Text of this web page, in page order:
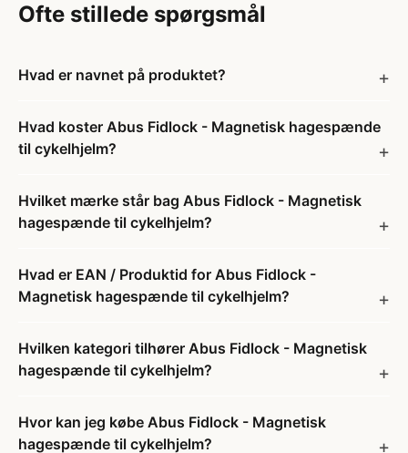
Ofte stillede spørgsmål
Hvad er navnet på produktet?
Hvad koster Abus Fidlock - Magnetisk hagespænde
til cykelhjelm?
Hvilket mærke står bag Abus Fidlock - Magnetisk
hagespænde til cykelhjelm?
Hvad er EAN / Produktid for Abus Fidlock -
Magnetisk hagespænde til cykelhjelm?
Hvilken kategori tilhører Abus Fidlock - Magnetisk
hagespænde til cykelhjelm?
Hvor kan jeg købe Abus Fidlock - Magnetisk
hagespænde til cykelhjelm?